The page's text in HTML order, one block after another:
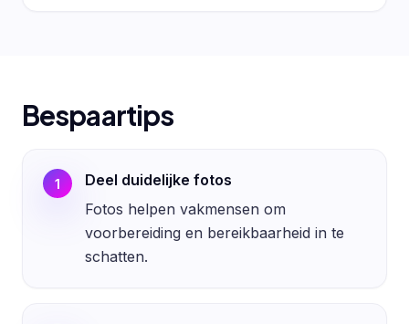
Bespaartips
1
Deel duidelijke fotos
Fotos helpen vakmensen om
voorbereiding en bereikbaarheid in te
schatten.